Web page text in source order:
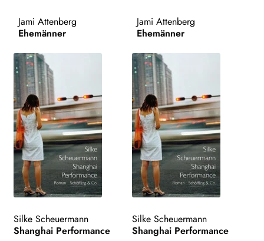
AKTUELLES
WEITERE VERLAGE
Search:
Jami Attenberg
Ehemänner
Jami Attenberg
Ehemänner
Silke Scheuermann
Shanghai Performance
Silke Scheuermann
Shanghai Performance